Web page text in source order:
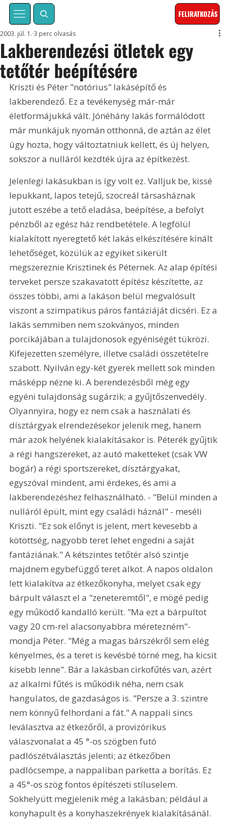
FELIRATKOZÁS
Lakberendezési ötletek egy
tetőtér beépítésére
2003. júl. 1. 3 perc olvasás
Kriszti és Péter "notórius" lakásépítő és
lakberendező. Ez a tevékenység már-már
életformájukká vált. Jónéhány lakás formálódott
már munkájuk nyomán otthonná, de aztán az élet
úgy hozta, hogy változtatniuk kellett, és új helyen,
sokszor a nulláról kezdték újra az építkezést.
Jelenlegi lakásukban is így volt ez. Valljuk be, kissé
lepukkant, lapos tetejű, szocreál társasháznak
jutott eszébe a tető eladása, beépítése, a befolyt
pénzből az egész ház rendbetétele. A legfölül
kialakított nyeregtető két lakás elkészítésére kínált
lehetőséget, közülük az egyiket sikerült
megszereznie Krisztinek és Péternek. Az alap építési
terveket persze szakavatott építész készítette, az
összes többi, ami a lakáson belül megvalósult
viszont a szimpatikus páros fantáziáját dicséri. Ez a
lakás semmiben nem szokványos, minden
porcikájában a tulajdonosok egyéniségét tükrözi.
Kifejezetten személyre, illetve családi összetételre
szabott. Nyilván egy-két gyerek mellett sok minden
másképp nézne ki. A berendezésből még egy
egyéni tulajdonság sugárzik; a gyűjtőszenvedély.
Olyannyira, hogy ez nem csak a használati és
dísztárgyak elrendezésekor jelenik meg, hanem
már azok helyének kialakításakor is. Péterék gyűjtik
a régi hangszereket, az autó maketteket (csak VW
bogár) a régi sportszereket, dísztárgyakat,
egyszóval mindent, ami érdekes, és ami a
lakberendezéshez felhasználható. - "Belül minden a
nulláról épült, mint egy családi háznál" - meséli
Kriszti. "Ez sok előnyt is jelent, mert kevesebb a
kötöttség, nagyobb teret lehet engedni a saját
fantáziának." A kétszintes tetőtér alsó szintje
majdnem egybefüggő teret alkot. A napos oldalon
lett kialakítva az étkezőkonyha, melyet csak egy
bárpult választ el a "zeneteremtől", e mögé pedig
egy működő kandalló került. "Ma ezt a bárpultot
vagy 20 cm-rel alacsonyabbra méretezném"-
mondja Péter. "Még a magas bárszékről sem elég
kényelmes, és a teret is kevésbé törné meg, ha kicsit
kisebb lenne". Bár a lakásban cirkofűtés van, azért
az alkalmi fűtés is működik néha, nem csak
hangulatos, de gazdaságos is. "Persze a 3. szintre
nem könnyű felhordani a fát." A nappali sincs
leválasztva az étkezőről, a provizórikus
válaszvonalat a 45 °-os szögben futó
padlószétválasztás jelenti; az étkezőben
padlócsempe, a nappaliban parketta a borítás. Ez
a 45°-os szög fontos építészeti stíluselem.
Sokhelyütt megjelenik még a lakásban; például a
konyhapult és a konyhaszekrények kialakításánál.